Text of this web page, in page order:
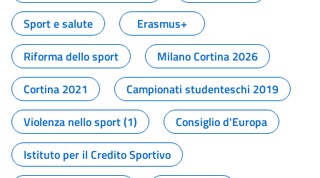
Sport e salute
Erasmus+
Riforma dello sport
Milano Cortina 2026
Cortina 2021
Campionati studenteschi 2019
Violenza nello sport (1)
Consiglio d'Europa
Istituto per il Credito Sportivo